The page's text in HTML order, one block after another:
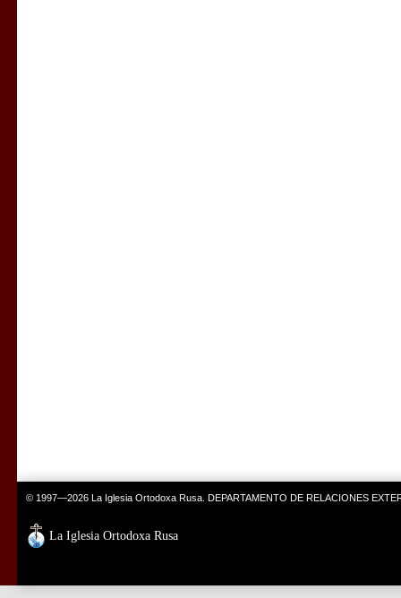
© 1997—2026 La Iglesia Ortodoxa Rusa. DEPARTAMENTO DE RELACIONES
La Iglesia Ortodoxa Rusa